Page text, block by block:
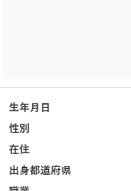
生年月日
性別
在住
出身都道府県